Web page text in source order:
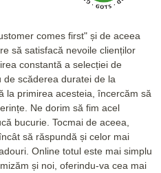
comes first" și de aceea
să satisfacă nevoile clienților
constantă a selecției de
scăderea duratei de la
la primirea acesteia, încercăm să
Ne dorim să fim acel
bucurie. Tocmai de aceea,
să răspundă și celor mai
Online totul este mai simplu
și noi, oferindu-va cea mai